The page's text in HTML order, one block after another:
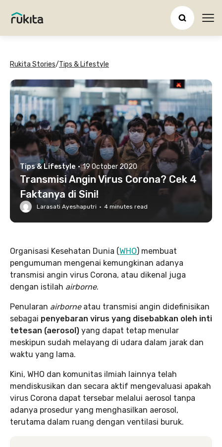
Rukita Stories/Tips & Lifestyle
Tips & Lifestyle · 19 October 2020
Transmisi Angin Virus Corona? Cek 4
Faktanya di Sini!
Larasati Ayeshaputri · 4 minutes read
Organisasi Kesehatan Dunia (WHO) membuat
pengumuman mengenai kemungkinan adanya
transmisi angin virus Corona, atau dikenal juga
dengan istilah airborne.
Penularan airborneatau transmisi angin didefinisikan
sebagai penyebaran virus yang disebabkan oleh inti
tetesan (aerosol) yang dapat tetap menular
meskipun sudah melayang di udara dalam jarak dan
waktu yang lama.
Kini, WHO dan komunitas ilmiah lainnya telah
mendiskusikan dan secara aktif mengevaluasi apakah
virus Corona dapat tersebar melalui aerosol tanpa
adanya prosedur yang menghasilkan aerosol,
terutama dalam ruang dengan ventilasi buruk.